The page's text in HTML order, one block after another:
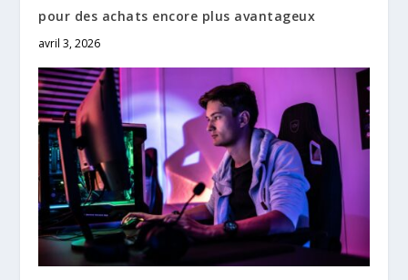
pour des achats encore plus avantageux
avril 3, 2026